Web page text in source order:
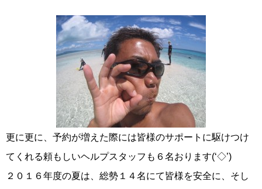
更に更に、予約が増えた際には皆様のサポートに駆けつけ
てくれる頼もしいヘルプスタッフも６名おります(‘◇’)ゞ
２０１６年度の夏は、総勢１４名にて皆様を安全に、そし